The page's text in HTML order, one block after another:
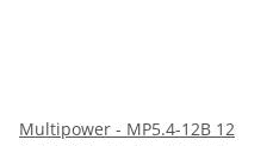
Multipower - MP5.4-12B 12